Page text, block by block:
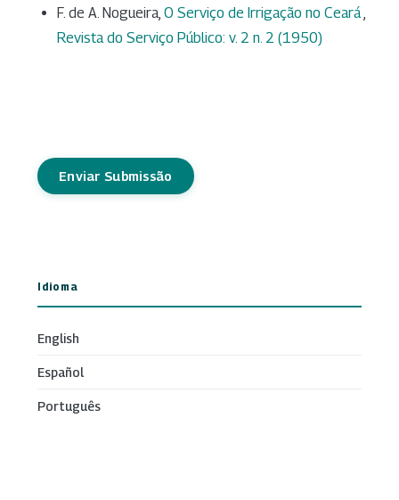
F. de A. Nogueira, O Serviço de Irrigação no Ceará,
Revista do Serviço Público: v. 2 n. 2 (1950)
Enviar Submissão
Idioma
English
Español
Português